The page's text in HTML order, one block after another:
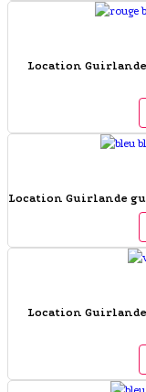
Location Guirlande
Location Guirlande
Location Guirlande